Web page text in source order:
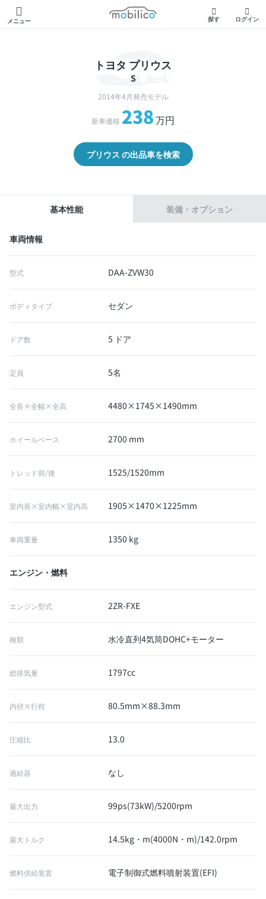
メニュー
モビリコ
探す ログイン
トヨタ プリウス
S
2014年4月発売モデル
新車価格 238万円
プリウス の出品車を検索
基本性能 装備・オプション
車両情報
型式 DAA-ZVW30
ボディタイプ セダン
ドア数 5 ドア
定員 5名
全長×全幅×全高 4480×1745×1490mm
ホイールベース 2700 mm
トレッド前/後 1525/1520mm
室内長×室内幅×室内高 1905×1470×1225mm
車両重量 1350 kg
エンジン・燃料
エンジン型式 2ZR-FXE
種類 水冷直列4気筒DOHC+モーター
総排気量 1797cc
内径×行程 80.5mm×88.3mm
圧縮比 13.0
過給器 なし
最大出力 99ps(73kW)/5200rpm
最大トルク 14.5kg・m(4000N・m)/142.0rpm
燃料供給装置 電子制御式燃料噴射装置(EFI)